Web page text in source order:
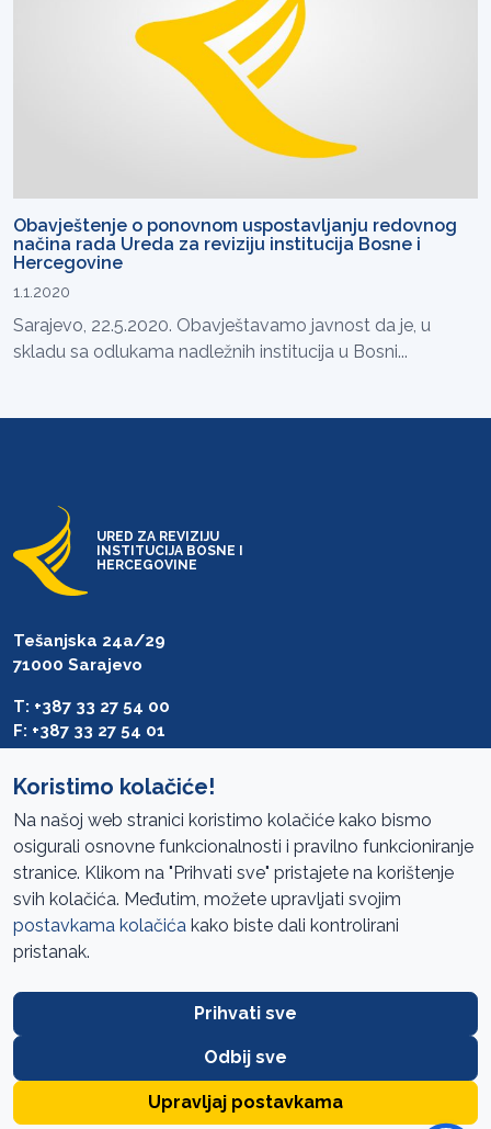
Obavještenje o ponovnom uspostavljanju redovnog
načina rada Ureda za reviziju institucija Bosne i
Hercegovine
1.1.2020
Sarajevo, 22.5.2020. Obavještavamo javnost da je, u
skladu sa odlukama nadležnih institucija u Bosni...
URED ZA REVIZIJU
INSTITUCIJA BOSNE I
HERCEGOVINE
Tešanjska 24a/29
71000 Sarajevo
T: +387 33 27 54 00
F: +387 33 27 54 01
Pristup informacijama
Mapa sajta
Oglasi
FAQ
Koristimo kolačiće!
Na našoj web stranici koristimo kolačiće kako bismo
osigurali osnovne funkcionalnosti i pravilno funkcioniranje
stranice. Klikom na "Prihvati sve" pristajete na korištenje
svih kolačića. Međutim, možete upravljati svojim
postavkama kolačića kako biste dali kontrolirani
pristanak.
Prihvati sve
Odbij sve
Upravljaj postavkama